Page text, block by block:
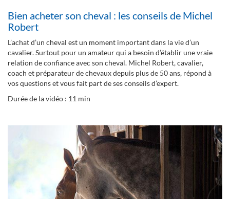
Bien acheter son cheval : les conseils de Michel
Robert
L’achat d’un cheval est un moment important dans la vie d’un
cavalier. Surtout pour un amateur qui a besoin d’établir une vraie
relation de confiance avec son cheval. Michel Robert, cavalier,
coach et préparateur de chevaux depuis plus de 50 ans, répond à
vos questions et vous fait part de ses conseils d’expert.
Durée de la vidéo : 11 min